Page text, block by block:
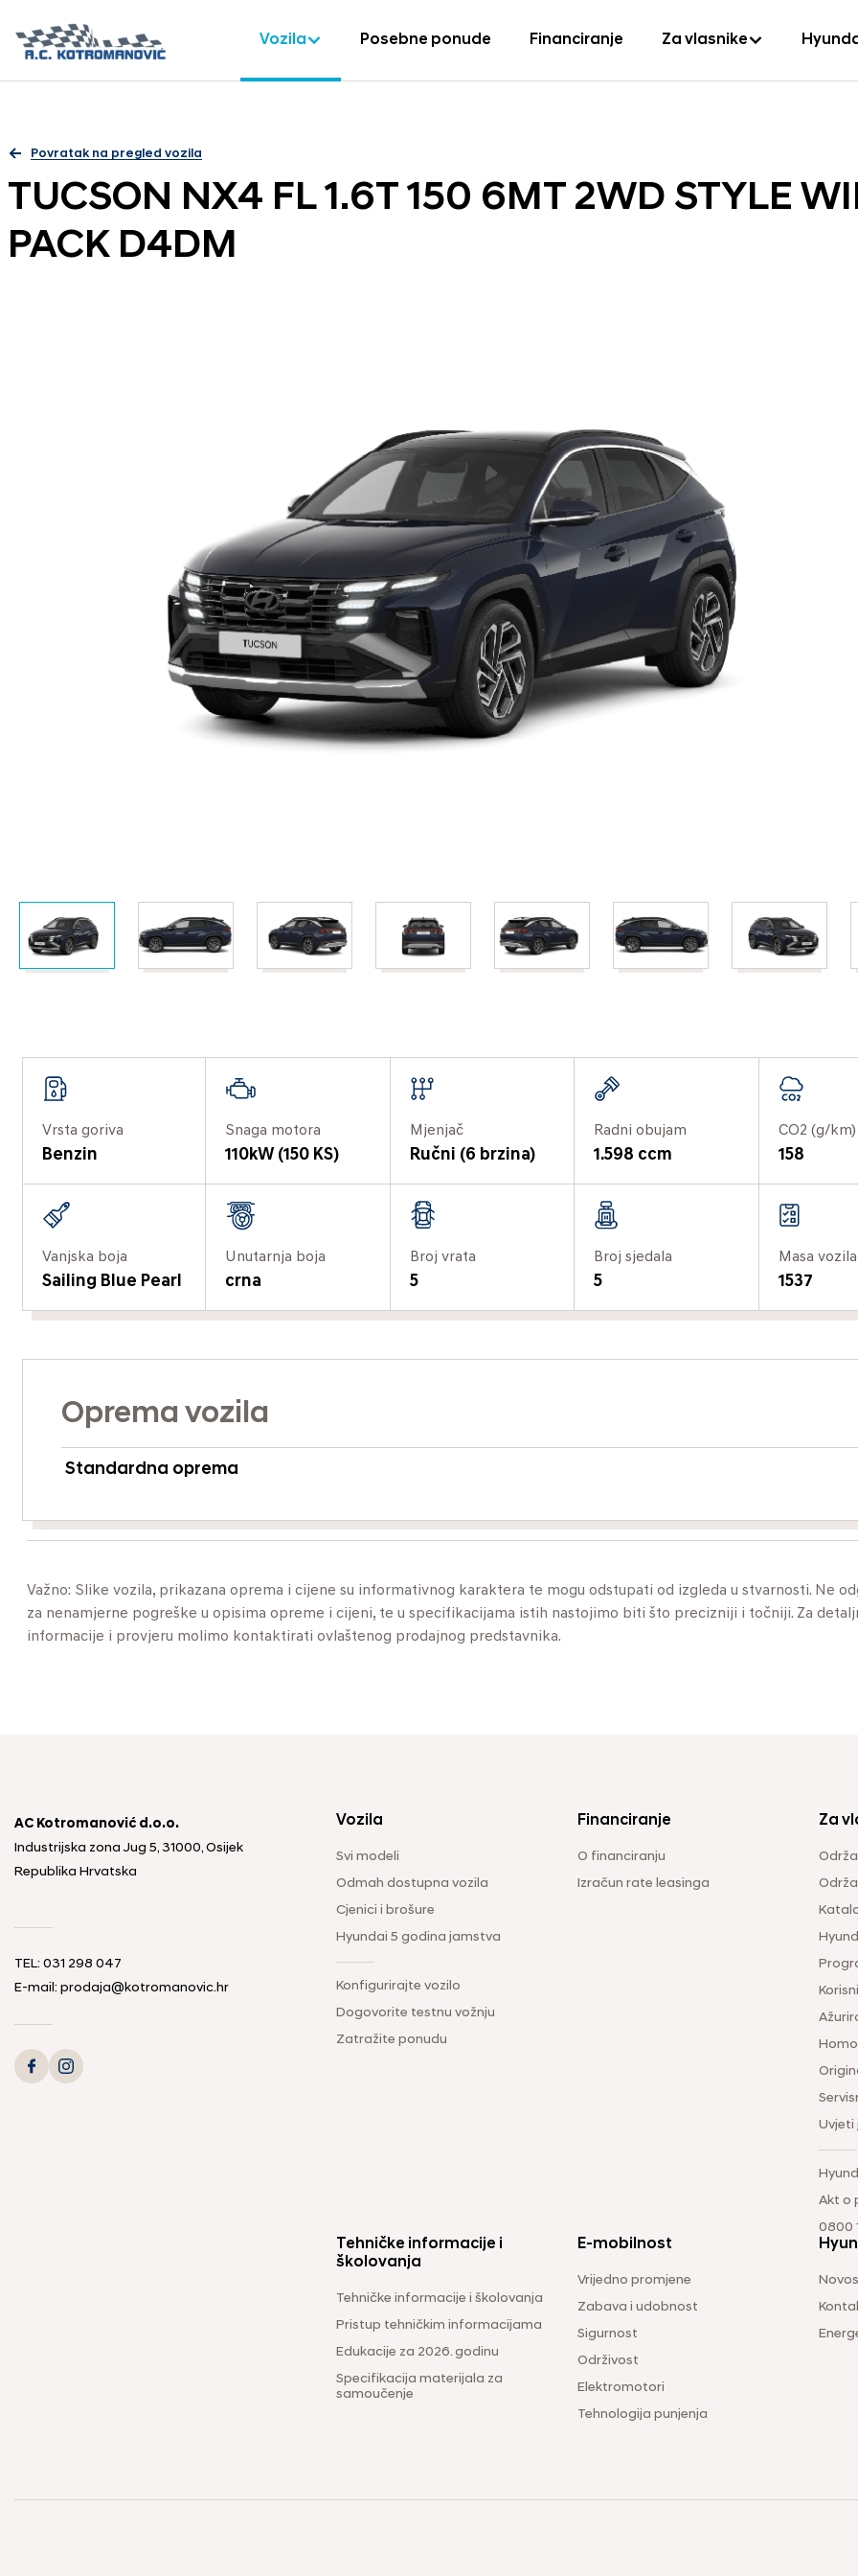
Vozila Posebne ponude Financiranje Za vlasnike
Povratak na pregled vozila
TUCSON NX4 FL 1.6T 150 6MT 2WD STYLE
PACK D4DM
Vrsta goriva
Benzin
Snaga motora
110kW (150 KS)
Mjenjač
Ručni (6 brzina)
Radni obujam
1.598 ccm
CO2 (g/km)
158
Vanjska boja
Sailing Blue Pearl
Unutarnja boja
crna
Broj vrata
5
Broj sjedala
5
Masa
1537
Oprema vozila
Standardna oprema
Važno: Slike vozila, prikazana oprema i cijene su informativnog karaktera te mogu odstupati od izgleda u stvarnosti. Ne
za nenamjerne pogreške u opisima opreme i cijeni, te u specifikacijama istih nastojimo biti što precizniji i točniji. Za
informacije i provjeru molimo kontaktirati ovlaštenog prodajnog predstavnika.
AC Kotromanović d.o.o.
Industrijska zona Jug 5, 31000, Osijek
Republika Hrvatska
TEL: 031 298 047
E-mail: prodaja@kotromanovic.hr
Vozila
Svi modeli
Odmah dostupna vozila
Cjenici i brošure
Hyundai 5 godina jamstva
Konfigurirajte vozilo
Dogovorite testnu vožnju
Zatražite ponudu
Financiranje
O financiranju
Izračun rate leasinga
Za
Uvjeti
Akt o
0800
Tehničke informacije i
školovanja
Tehničke informacije i školovanja
Pristup tehničkim informacijama
Edukacije za 2026. godinu
Specifikacija materijala za
samoučenje
E-mobilnost
Vrijedno promjene
Zabava i udobnost
Sigurnost
Održivost
Elektromotori
Tehnologija punjenja